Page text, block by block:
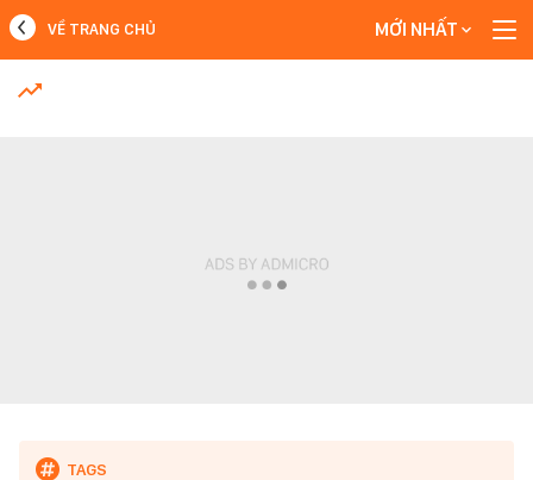
MỚI NHẤT
VỀ TRANG CHỦ MỚI NHẤT